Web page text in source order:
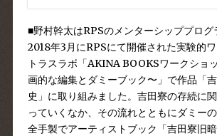
■野村幹太はRPSのメンターシッププログ
2018年3月にRPSにて開催された実験的
トラスラボ「AKINA BOOKSワークショ
画的な編集とダミーブック〜」で作品「
史」に取り組みました。吉田寮の存続に
っていくなか、その流れとともにダミー
全手製でアーティストブック「吉田寮旧暗